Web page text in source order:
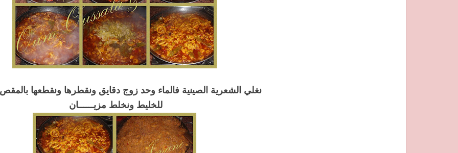
نغلي الشعرية الصينية فالماء وحد زوج دقايق ونقطرها ونقطعها
للخليط ونخلط مزيــــــان